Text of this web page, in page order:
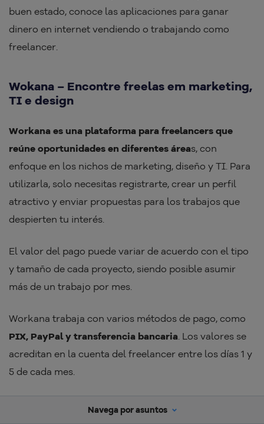
buen estado, conoce las aplicaciones para ganar
dinero en internet vendiendo o trabajando como
freelancer.
Wokana – Encontre freelas em marketing,
TI e design
Workana es una plataforma para freelancers que
reúne oportunidades en diferentes áreas, con
enfoque en los nichos de marketing, diseño y TI. Para
utilizarla, solo necesitas registrarte, crear un perfil
atractivo y enviar propuestas para los trabajos que
despierten tu interés.
El valor del pago puede variar de acuerdo con el tipo
y tamaño de cada proyecto, siendo posible asumir
más de un trabajo por mes.
Workana trabaja con varios métodos de pago, como
PIX, PayPal y transferencia bancaria . Los valores se
acreditan en la cuenta del freelancer entre los días 1 y
5 de cada mes.
Enjoei – Venda roupas, sapatos e artigos
Navega por asuntos